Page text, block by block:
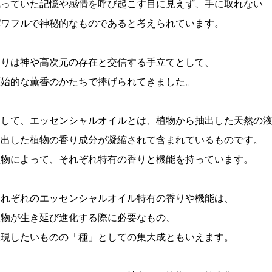
ていた記憶や感情を呼び起こす目に見えず、手に取れない
フルで神秘的なものであると考えられています。
は神や高次元の存在と交信する手立てとして、
的な薫香のかたちで捧げられてきました。
て、エッセンシャルオイルとは、植物から抽出した天然の液
した植物の香り成分が凝縮されて含まれているものです。
によって、それぞれ特有の香りと機能を持っています。
ぞれのエッセンシャルオイル特有の香りや機能は、
が生き延び進化する際に必要なもの、
したいものの「種」としての集大成ともいえます。